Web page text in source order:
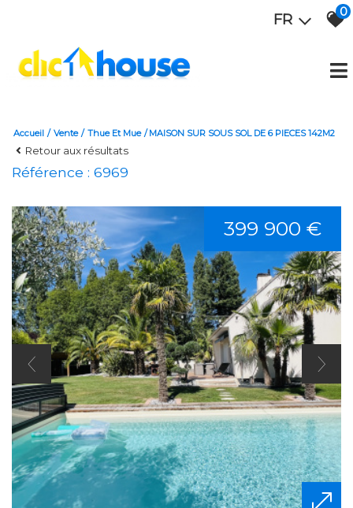
FR 0
Accueil Vente Thue Et Mue MAISON SUR SOUS SOL DE 6 PIECES 142M2
Retour aux résultats
Référence : 6969
399 900 €